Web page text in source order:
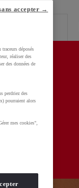
?
déposés
réaliser des
des données de
perdriez des
pourraient alors
mes cookies",
accepter →